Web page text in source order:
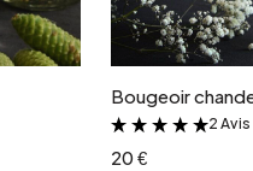
Bougeoir
&
2 Avis
20 €